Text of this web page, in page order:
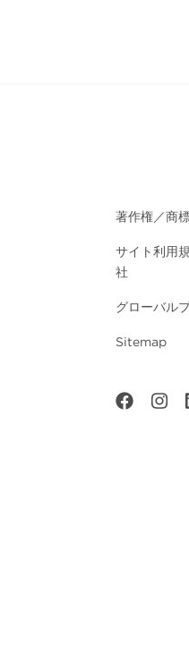
著作権／商
サイト利用
社
グローバル
Sitemap